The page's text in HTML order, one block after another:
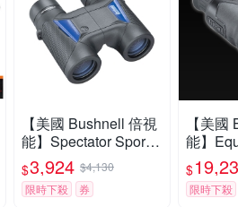
【美國 Bushnell 倍視
能】Spectator Sport
觀賽系列 8x32mm 中
型免調焦雙筒望遠鏡
BS1832 (公司貨)
$3,924 $4,130
限時下殺
券
【美
能】
夜系
日夜兩
夜視鏡
$
限時下殺